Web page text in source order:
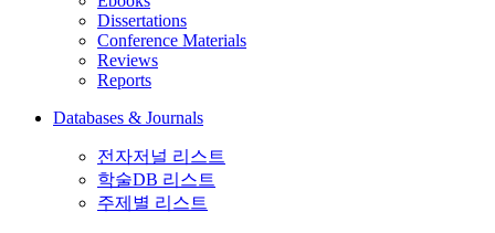
Dissertations
Conference Materials
Reviews
Reports
Databases & Journals
전자저널 리스트
학술DB 리스트
주제별 리스트